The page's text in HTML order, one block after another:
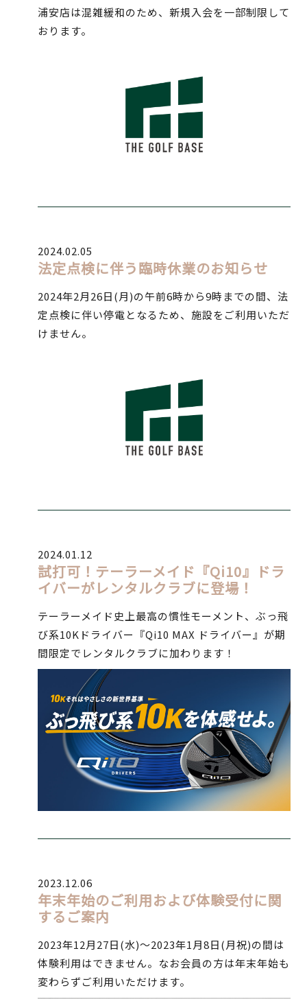
浦安店は混雑緩和のため、新規入会を一部制限して
おります。
2024.02.05
法定点検に伴う臨時休業のお知らせ
2024年2月26日(月)の午前6時から9時までの間、法
定点検に伴い停電となるため、施設をご利用いただ
けません。
2024.01.12
試打可！テーラーメイド『Qi10』ドラ
イバーがレンタルクラブに登場！
テーラーメイド史上最高の慣性モーメント、ぶっ飛
び系10Kドライバー『Qi10 MAX ドライバー』が期
間限定でレンタルクラブに加わります！
2023.12.06
年末年始のご利用および体験受付に関
するご案内
2023年12月27日(水)～2023年1月8日(月祝)の間は
体験利用はできません。なお会員の方は年末年始も
変わらずご利用いただけます。